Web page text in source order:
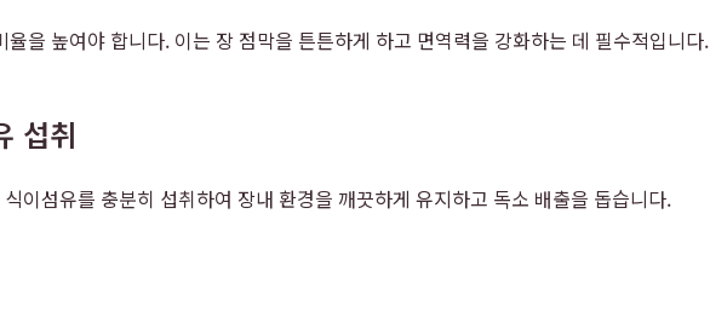
을 높여야 합니다. 이는 장 점막을 튼튼하게 하고 면역력을 강화하는 데 필수적입니다.
섭취
이섬유를 충분히 섭취하여 장내 환경을 깨끗하게 유지하고 독소 배출을 돕습니다.